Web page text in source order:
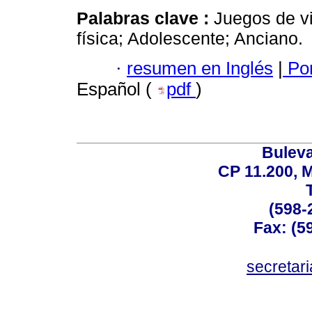
Palabras clave : Juegos de
física; Adolescente; Anciano.
· resumen en Inglés |
Español (
pdf )
CP 11.200,
(598-
Fax: